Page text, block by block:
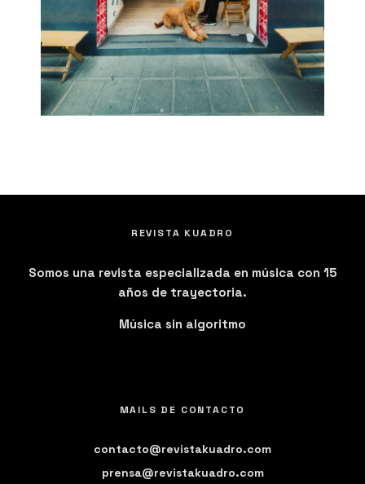
REVISTA KUADRO
Somos una revista especializada en música con 15
años de trayectoria.
Música sin algoritmo
MAILS DE CONTACTO
contacto@revistakuadro.com
prensa@revistakuadro.com